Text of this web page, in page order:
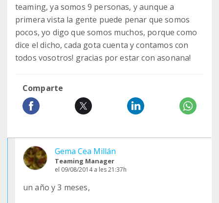
teaming, ya somos 9 personas, y aunque a
primera vista la gente puede penar que somos
pocos, yo digo que somos muchos, porque como
dice el dicho, cada gota cuenta y contamos con
todos vosotros! gracias por estar con asonana!
Comparte
Gema Cea Millán
Teaming Manager
el 09/08/2014 a les 21:37h
un año y 3 meses,